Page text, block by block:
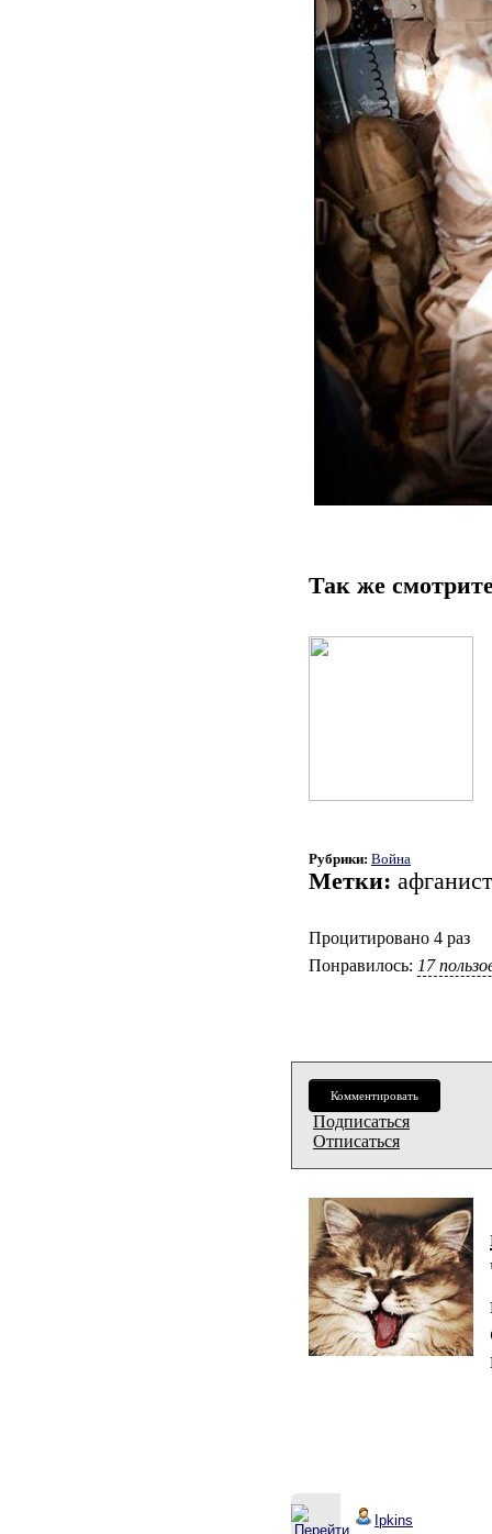
Так же
Рубрики: Война
Метки:
Процитировано 4 раз
Понравилось: 17
Комментировать
Подписаться
Отписаться
Ipkins